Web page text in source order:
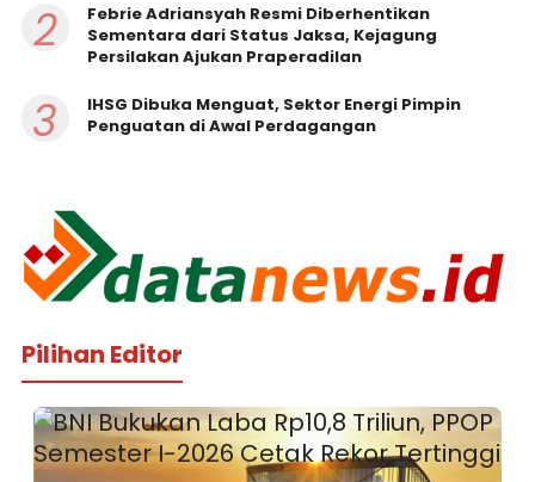
2
Febrie Adriansyah Resmi Diberhentikan
Sementara dari Status Jaksa, Kejagung
Persilakan Ajukan Praperadilan
3
IHSG Dibuka Menguat, Sektor Energi Pimpin
Penguatan di Awal Perdagangan
Pilihan Editor